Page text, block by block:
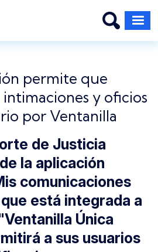
permite que
y oficios
por Ventanilla
de Justicia
la aplicación
comunicaciones
está integrada a
Única
a sus usuarios